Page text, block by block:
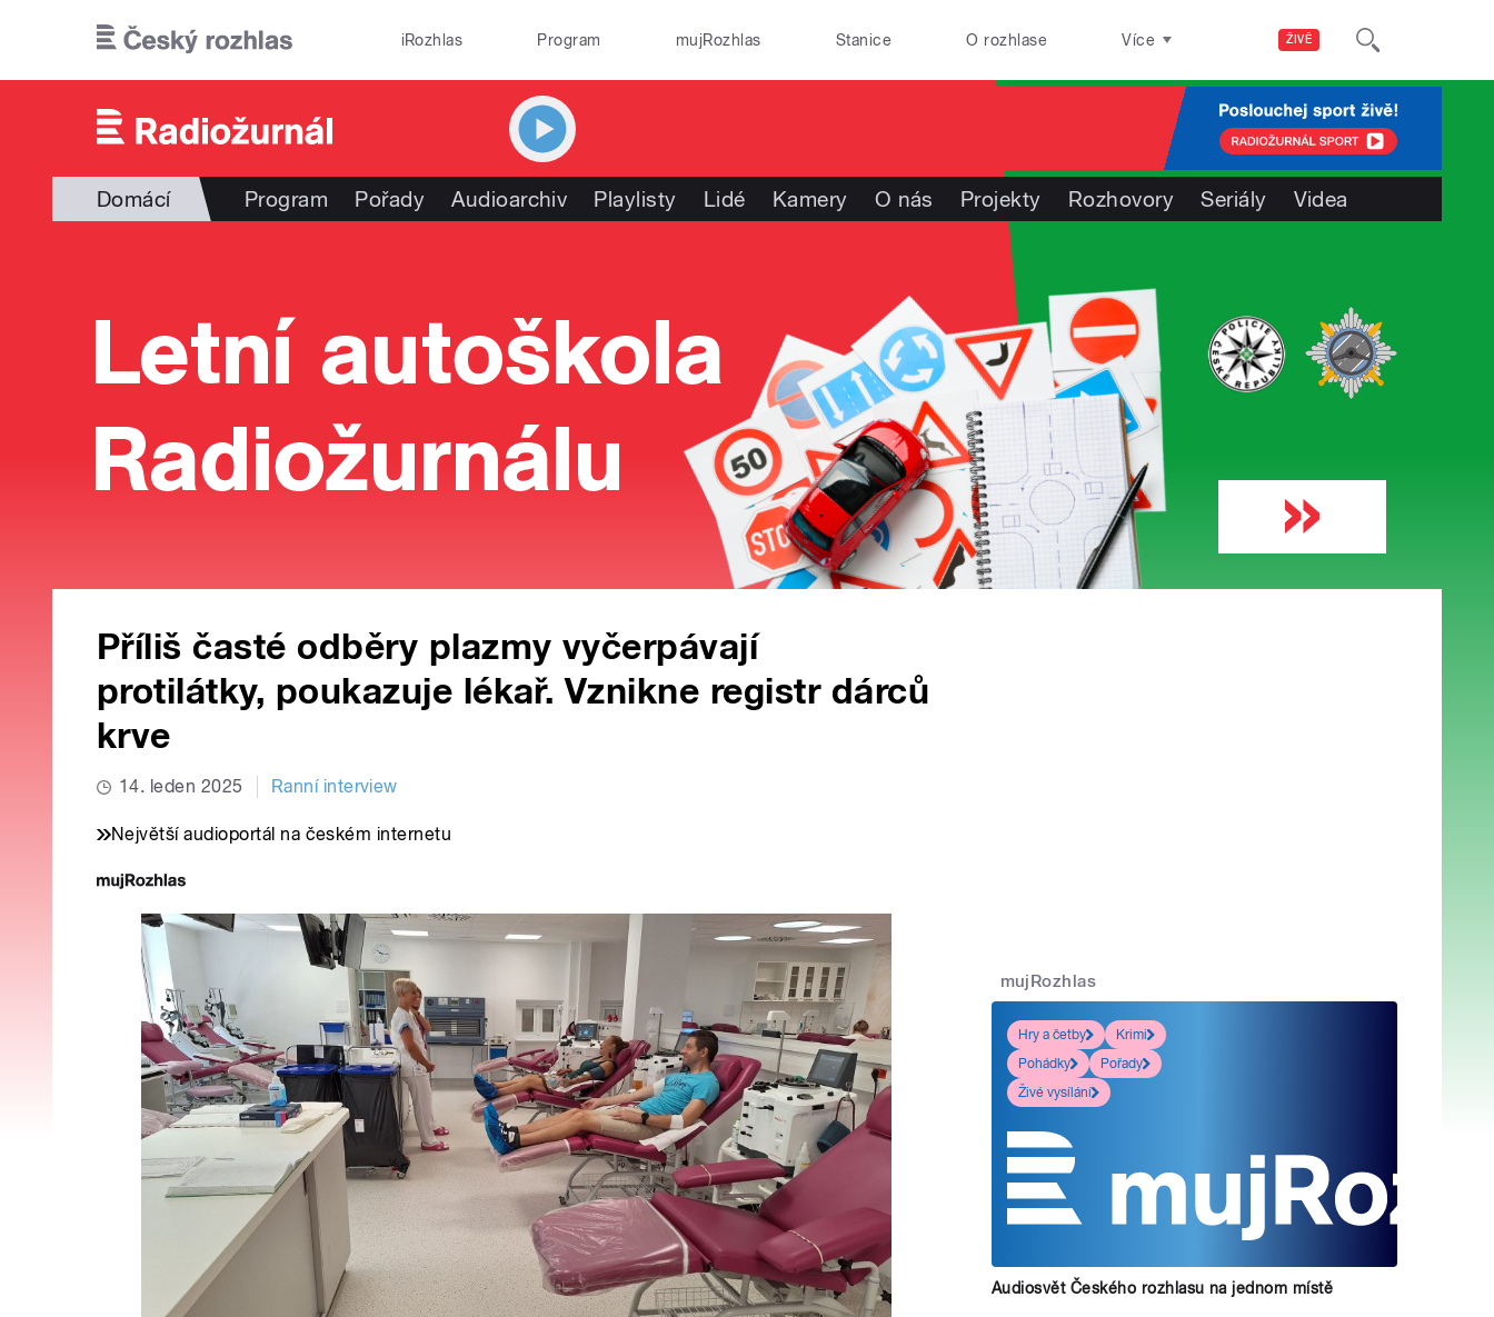
ŽIVĚ
iRozhlas Program mujRozhlas Stanice O rozhlase Více
Domácí Program Pořady Audioarchiv Playlisty Lidé Kamery O nás Projekty Rozhovory Seriály Videa
Příliš časté odběry plazmy vyčerpávají
protilátky, poukazuje lékař. Vznikne registr dárců
krve
14. leden 2025 Ranní interview
Největší audioportál na českém internetu
mujRozhlas
Hry a četby
Krimi
Pohádky
Pořady
Živé vysílání
Audiosvět Českého rozhlasu na jednom místě